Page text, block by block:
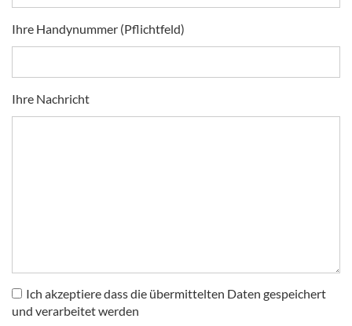
Ihre Handynummer (Pflichtfeld)
Ihre Nachricht
Ich akzeptiere dass die übermittelten Daten gespeichert
und verarbeitet werden